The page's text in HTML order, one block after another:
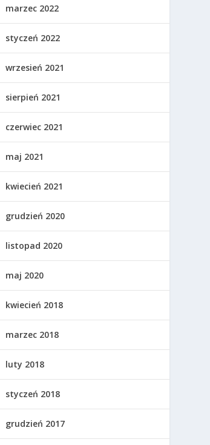
marzec 2022
styczeń 2022
wrzesień 2021
sierpień 2021
czerwiec 2021
maj 2021
kwiecień 2021
grudzień 2020
listopad 2020
maj 2020
kwiecień 2018
marzec 2018
luty 2018
styczeń 2018
grudzień 2017